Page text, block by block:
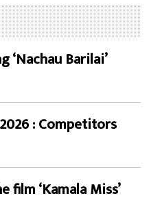
‘Nachau Barilai’
: Competitors
‘Kamala Miss’